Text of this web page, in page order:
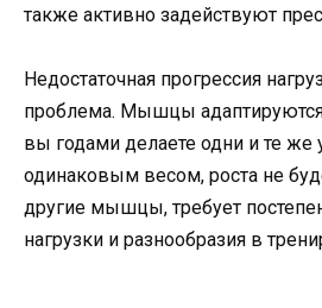
также активно задействуют
Недостаточная прогрессия
проблема. Мышцы адаптируются
вы годами делаете одни и те же
одинаковым весом, роста не
другие мышцы, требует
нагрузки и разнообразия в